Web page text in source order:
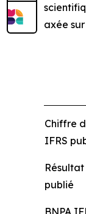
axée
Chiffre
IFRS
publié